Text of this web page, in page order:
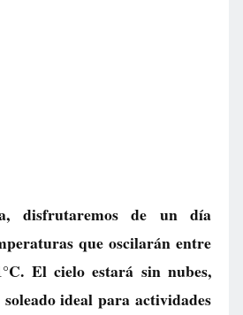
disfrutaremos de un día
que oscilarán entre
El cielo estará sin nubes,
ideal para actividades